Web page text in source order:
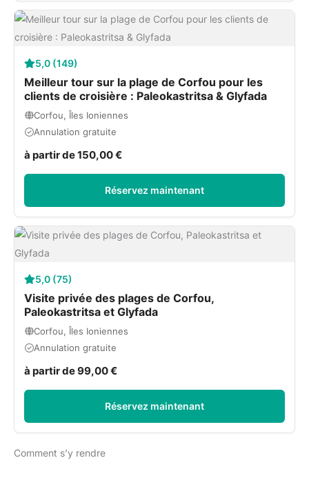
5,0 (149)
Meilleur tour sur la plage de Corfou pour les
clients de croisière : Paleokastritsa & Glyfada
Corfou, Îles Ioniennes
Annulation gratuite
à partir de 150,00 €
Réservez maintenant
5,0 (75)
Visite privée des plages de Corfou,
Paleokastritsa et Glyfada
Corfou, Îles Ioniennes
Annulation gratuite
à partir de 99,00 €
Réservez maintenant
Comment s’y rendre